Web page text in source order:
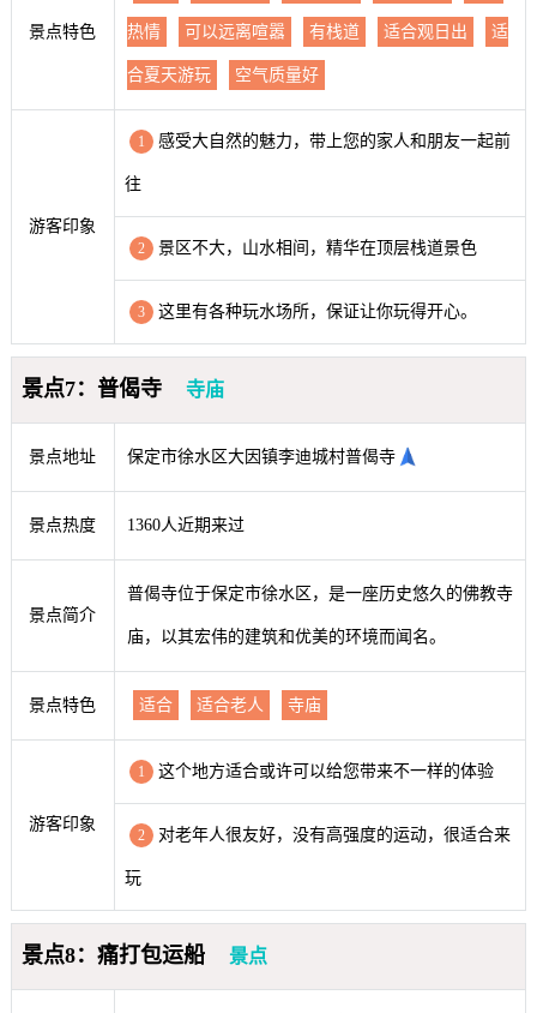
景点特色 热情 可以远离喧嚣 有栈道 适合观日出 适
合夏天游玩 空气质量好
游客印象
1 感受大自然的魅力，带上您的家人和朋友一起前
往
2 景区不大，山水相间，精华在顶层栈道景色
3 这里有各种玩水场所，保证让你玩得开心。
景点7：普偈寺 寺庙
景点地址 保定市徐水区大因镇李迪城村普偈寺
景点热度 1360人近期来过
景点简介
普偈寺位于保定市徐水区，是一座历史悠久的佛教寺
庙，以其宏伟的建筑和优美的环境而闻名。
景点特色 适合 适合老人 寺庙
游客印象
1 这个地方适合或许可以给您带来不一样的体验
2 对老年人很友好，没有高强度的运动，很适合来
玩
景点8：痛打包运船 景点